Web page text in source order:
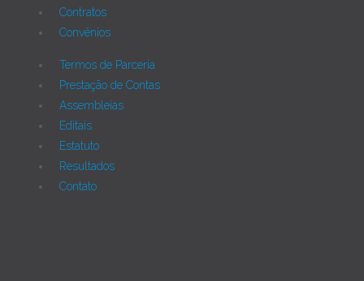
Contratos
Convênios
Termos de Parceria
Prestação de Contas
Assembleias
Editais
Estatuto
Resultados
Contato